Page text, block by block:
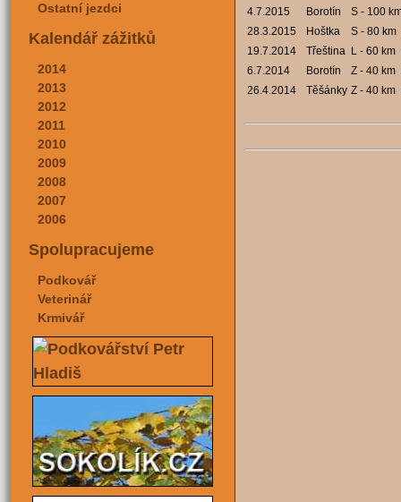
Ostatní jezdci
Kalendář zážitků
2014
2013
2012
2011
2010
2009
2008
2007
2006
Spolupracujeme
Podkovář
Veterinář
Krmivář
4.7.2015
Borotín
S - 100
28.3.2015
Hoštka
S - 80 km
19.7.2014
Třeština L - 60 km
6.7.2014
Borotín
Z - 40 km
26.4.2014
Těšánky Z - 40 km